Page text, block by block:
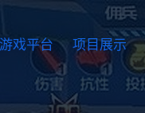
戏平台 项目展示